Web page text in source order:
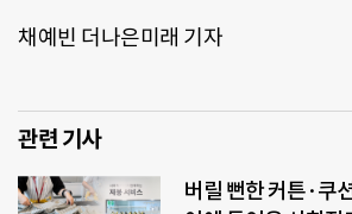
채예빈 더나은미래 기자
관련 기사
버릴 뻔한 커튼·쿠